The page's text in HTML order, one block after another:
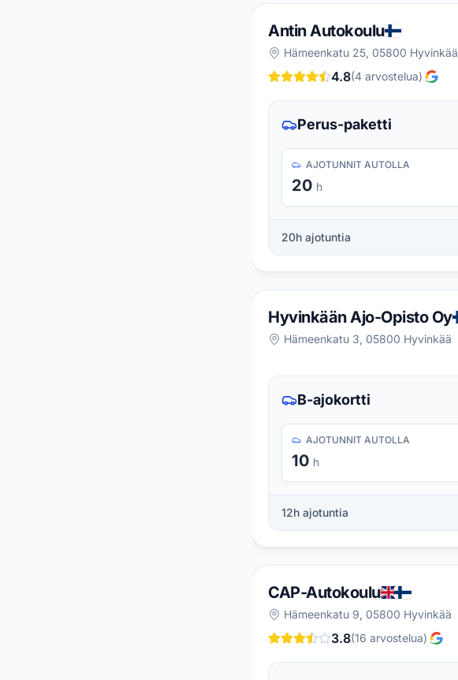
Antin Autokoulu
Hämeenkatu 25, 05800 Hyvinkää
4.8(4 arvostelua)
Perus-paketti
AJOTUNNIT AUTOLLA
20 h
20h ajotuntia
Hyvinkään Ajo-Opisto Oy
Hämeenkatu 3, 05800 Hyvinkää
B-ajokortti
AJOTUNNIT AUTOLLA
10 h
12h ajotuntia
CAP-Autokoulu
Hämeenkatu 9, 05800 Hyvinkää
3.8(16 arvostelua)